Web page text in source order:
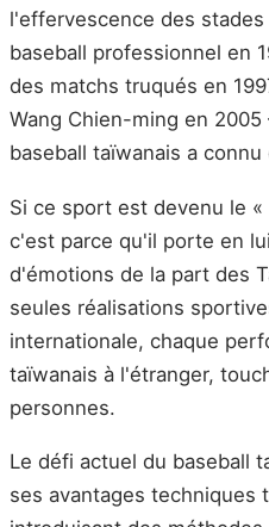
l'effervescence des
baseball professionnel en
des matchs truqués en
Wang Chien-ming en
baseball taïwanais a
Si ce sport est devenu le
c'est parce qu'il porte en
d'émotions de la part des
seules réalisations
internationale, chaque
taïwanais à l'étranger,
personnes.
Le défi actuel du baseball
ses avantages techniques